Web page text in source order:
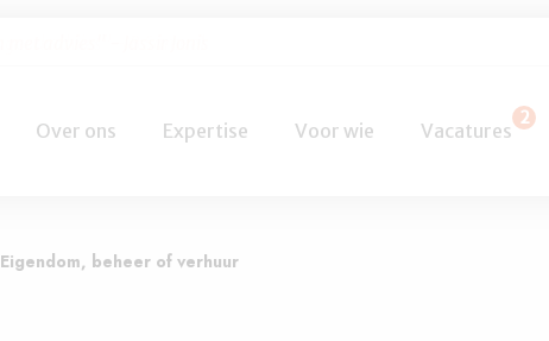
Eigendom, beheer of verhuur
Over ons Expertise Voor wie
2
Vacatures